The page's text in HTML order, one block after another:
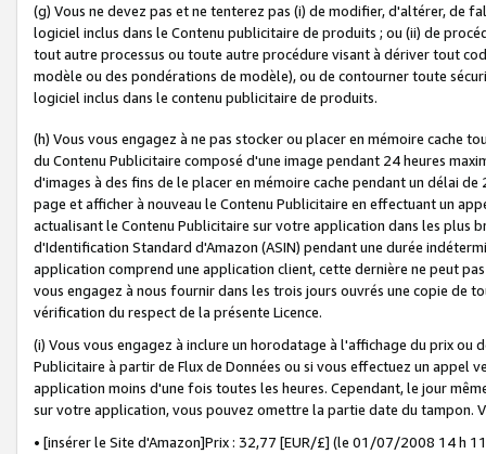
(g) Vous ne devez pas et ne tenterez pas (i) de modifier, d'altérer, de
logiciel inclus dans le Contenu publicitaire de produits ; ou (ii) de
tout autre processus ou toute autre procédure visant à dériver tout
modèle ou des pondérations de modèle), ou de contourner toute
logiciel inclus dans le contenu publicitaire de produits.
(h) Vous vous engagez à ne pas stocker ou placer en mémoire cache
du Contenu Publicitaire composé d'une image pendant 24 heures
d'images à des fins de le placer en mémoire cache pendant un délai
page et afficher à nouveau le Contenu Publicitaire en effectuant un
actualisant le Contenu Publicitaire sur votre application dans les plus
d'Identification Standard d'Amazon (ASIN) pendant une durée
application comprend une application client, cette dernière ne peut
vous engagez à nous fournir dans les trois jours ouvrés une copie de
vérification du respect de la présente Licence.
(i) Vous vous engagez à inclure un horodatage à l'affichage du prix
Publicitaire à partir de Flux de Données ou si vous effectuez un appel
application moins d'une fois toutes les heures. Cependant, le jour
sur votre application, vous pouvez omettre la partie date du tampon.
• [insérer le Site d'Amazon]Prix : 32,77 [EUR/£] (le 01/07/2008 14 h